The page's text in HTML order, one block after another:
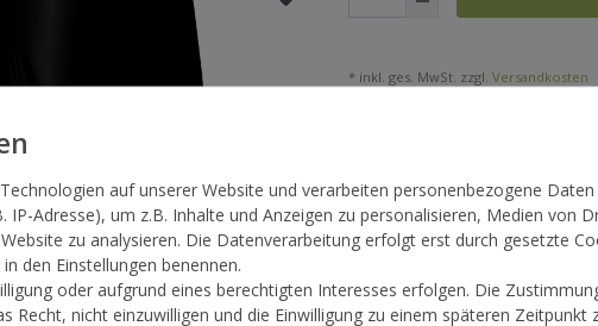
* inkl. ges. MwSt. zzgl. Versandkosten
auf unserer Website und verarbeiten personenbezogene
IP-Adresse), um z.B. Inhalte und Anzeigen zu personalisieren, Medien von
zu analysieren. Die Datenverarbeitung erfolgt erst durch gesetzte
den Einstellungen benennen.
oder aufgrund eines berechtigten Interesses erfolgen. Die
Recht, nicht einzuwilligen und die Einwilligung zu einem späteren Zeitpunkt